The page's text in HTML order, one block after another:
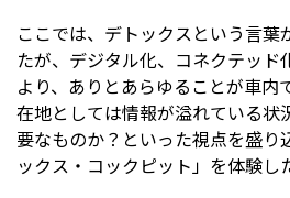
ここでは、デトックスという言葉
たが、デジタル化、コネクテッド
より、ありとあらゆることが車内
在地としては情報が溢れている状
要なものか？といった視点を盛り
ックス・コックピット」を体験し